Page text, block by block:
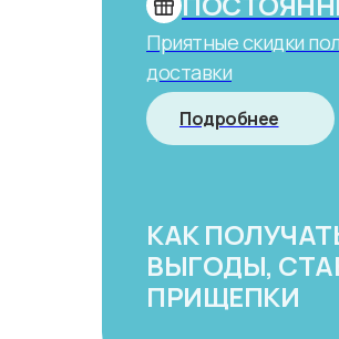
Приятные скидки
доставки
Подробнее
КАК
ВЫГОДЫ,
ПРИЩЕПКИ